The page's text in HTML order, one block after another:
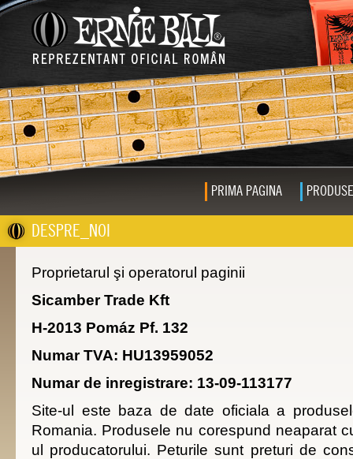
PRIMA PAGINA PRODUSE
DESPRE_NOI
Proprietarul şi operatorul paginii
Sicamber Trade Kft
H-2013 Pomáz Pf. 132
Numar TVA: HU13959052
Numar de inregistrare: 13-09-113177
Site-ul este baza de date oficiala a
Romania. Produsele nu corespund neaparat
ul producatorului. Peturile sunt preturi de